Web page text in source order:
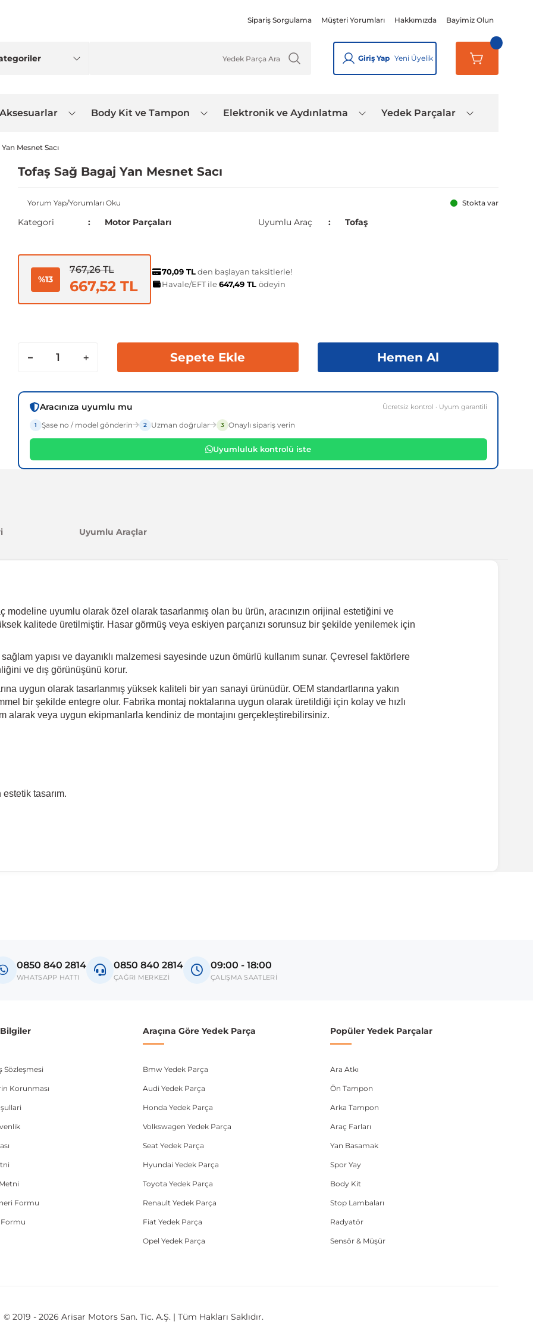
Sipariş Sorgulama Müşteri Yorumları Hakkımızda Bayimiz Olun
Giriş Yap Yeni Üyelik
Aksesuarlar Body Kit ve Tampon Elektronik ve Aydınlatma Yedek Parçalar
Mesnet Sacı
Tofaş Sağ Bagaj Yan Mesnet Sacı
Yorum Yap/Yorumları Oku Stokta var
Kategori Motor Parçaları Uyumlu Araç Tofaş
%13
767,26 TL
667,52 TL
70,09 TLden başlayan taksitlerle!
Havale/EFT ile647,49 TL ödeyin
Sepete Ekle Hemen Al
Aracınıza uyumlu mu Ücretsiz kontrol · Uyum garantili
1 Şase no / model gönderin 2 Uzman doğrular 3 Onaylı sipariş verin
Uyumluluk kontrolü iste
Uyumlu Araçlar
modeline uyumlu olarak özel olarak tasarlanmış olan bu ürün, aracınızın orijinal estetiğini ve
kalitede üretilmiştir. Hasar görmüş veya eskiyen parçanızı sorunsuz bir şekilde yenilemek için
yapısı ve dayanıklı malzemesi sayesinde uzun ömürlü kullanım sunar. Çevresel faktörlere
ve dış görünüşünü korur.
uygun olarak tasarlanmış yüksek kaliteli bir yan sanayi ürünüdür. OEM standartlarına yakın
bir şekilde entegre olur. Fabrika montaj noktalarına uygun olarak üretildiği için kolay ve hızlı
alarak veya uygun ekipmanlarla kendiniz de montajını gerçekleştirebilirsiniz.
tasarım.
Doğan
0850 840 2814
WHATSAPP HATTI
0850 840 2814
ÇAĞRI MERKEZİ
09:00 - 18:00
ÇALIŞMA SAATLERİ
Sözleşmesi
Korunması
Formu
Formu
Araçına Göre Yedek Parça
Bmw Yedek Parça
Audi Yedek Parça
Honda Yedek Parça
Volkswagen Yedek Parça
Seat Yedek Parça
Hyundai Yedek Parça
Toyota Yedek Parça
Renault Yedek Parça
Fiat Yedek Parça
Opel Yedek Parça
Popüler Yedek Parçalar
Ara Atkı
Ön Tampon
Arka Tampon
Araç Farları
Yan Basamak
Spor Yay
Body Kit
Stop Lambaları
Radyatör
Sensör & Müşür
© 2019 - 2026 Arisar Motors San. Tic. A.Ş. | Tüm Hakları Saklıdır.